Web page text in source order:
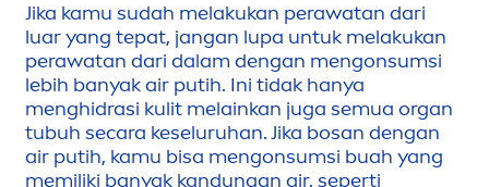
Jika kamu sudah melakukan perawatan dari
luar yang tepat, jangan lupa untuk melakukan
perawatan dari dalam dengan mengonsumsi
lebih banyak air putih. Ini tidak hanya
menghidrasi kulit melainkan juga semua organ
tubuh secara keseluruhan. Jika bosan dengan
air putih, kamu bisa mengonsumsi buah yang
memiliki banyak kandungan air, seperti